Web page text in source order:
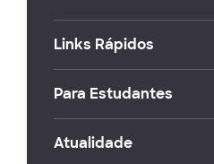
Links Rápidos
Para Estudantes
Atualidade